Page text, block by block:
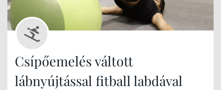
Csípőemelés váltott
lábnyújtással fitball labdával